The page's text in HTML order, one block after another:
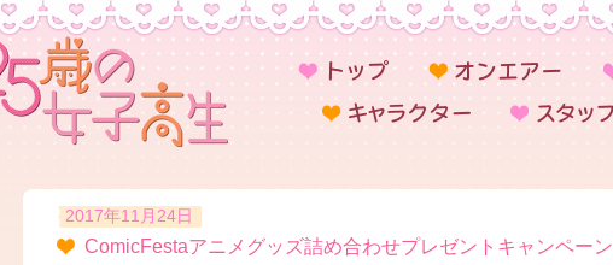
2017年11月24日
ComicFestaアニメグッズ詰め合わせプレゼントキャンペーン